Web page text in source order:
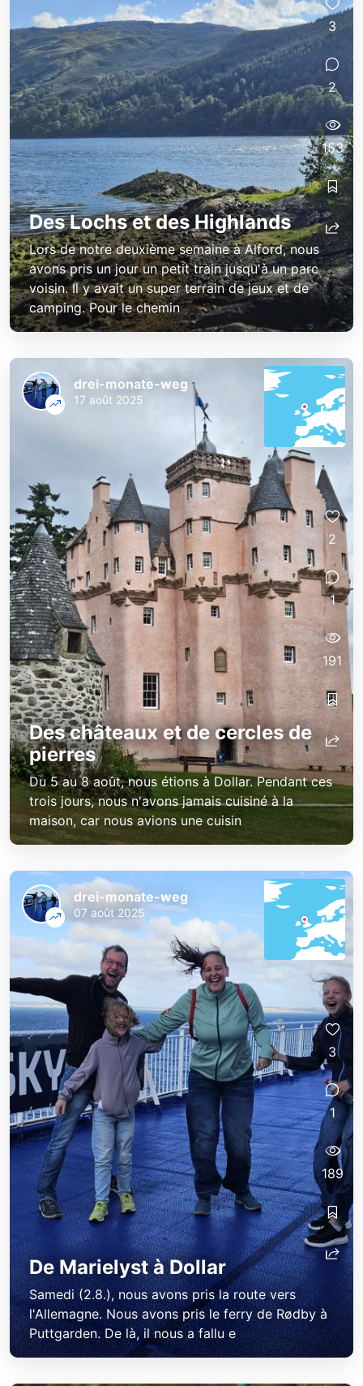
Des Lochs et des Highlands
Lors de notre deuxième semaine à Alford, nous
avons pris un jour un petit train jusqu'à un parc
voisin. Il y avait un super terrain de jeux et de
camping. Pour le chemin
3
2
153
Des châteaux et de cercles de
pierres
Du 5 au 8 août, nous étions à Dollar. Pendant ces
trois jours, nous n'avons jamais cuisiné à la
maison, car nous avions une cuisin
drei-monate-weg
17 août 2025
2
1
191
De Marielyst à Dollar
Samedi (2.8.), nous avons pris la route vers
l'Allemagne. Nous avons pris le ferry de Rødby à
Puttgarden. De là, il nous a fallu e
drei-monate-weg
07 août 2025
3
1
189